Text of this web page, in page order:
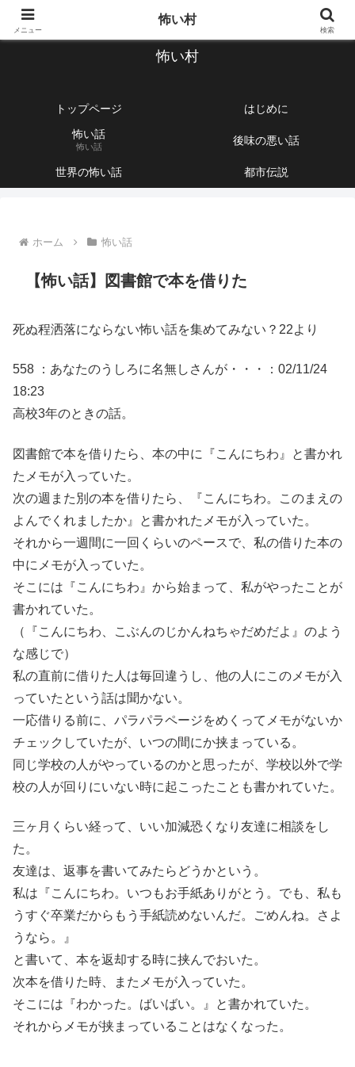
【1760話以上】怖い話と不思議な話を集めて紹介するサイト
怖い村
トップページ
はじめに
怖い話
怖い話 後味の悪い話
世界の怖い話 都市伝説
ホーム 怖い話
【怖い話】図書館で本を借りた
死ぬ程洒落にならない怖い話を集めてみない？22より
558 ：あなたのうしろに名無しさんが・・・：02/11/24
18:23
高校3年のときの話。
図書館で本を借りたら、本の中に『こんにちわ』と書かれ
たメモが入っていた。
次の週また別の本を借りたら、『こんにちわ。このまえの
よんでくれましたか』と書かれたメモが入っていた。
それから一週間に一回くらいのペースで、私の借りた本の
中にメモが入っていた。
そこには『こんにちわ』から始まって、私がやったことが
書かれていた。
（『こんにちわ、こぶんのじかんねちゃだめだよ』のよう
な感じで）
私の直前に借りた人は毎回違うし、他の人にこのメモが入
っていたという話は聞かない。
一応借りる前に、パラパラページをめくってメモがないか
チェックしていたが、いつの間にか挟まっている。
同じ学校の人がやっているのかと思ったが、学校以外で学
校の人が回りにいない時に起こったことも書かれていた。
三ヶ月くらい経って、いい加減恐くなり友達に相談をし
た。
友達は、返事を書いてみたらどうかという。
私は『こんにちわ。いつもお手紙ありがとう。でも、私も
うすぐ卒業だからもう手紙読めないんだ。ごめんね。さよ
うなら。』
と書いて、本を返却する時に挟んでおいた。
次本を借りた時、またメモが入っていた。
そこには『わかった。ばいばい。』と書かれていた。
それからメモが挟まっていることはなくなった。
メニュー
怖い村
検索